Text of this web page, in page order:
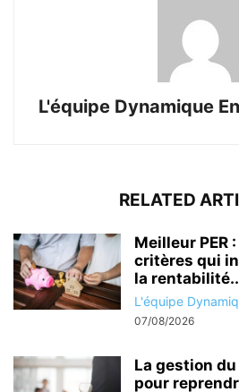
L'équipe Dynamique
RELATED
Meilleur PER
critères qui
la
L'équipe
07/08/2026
La gestion
pour